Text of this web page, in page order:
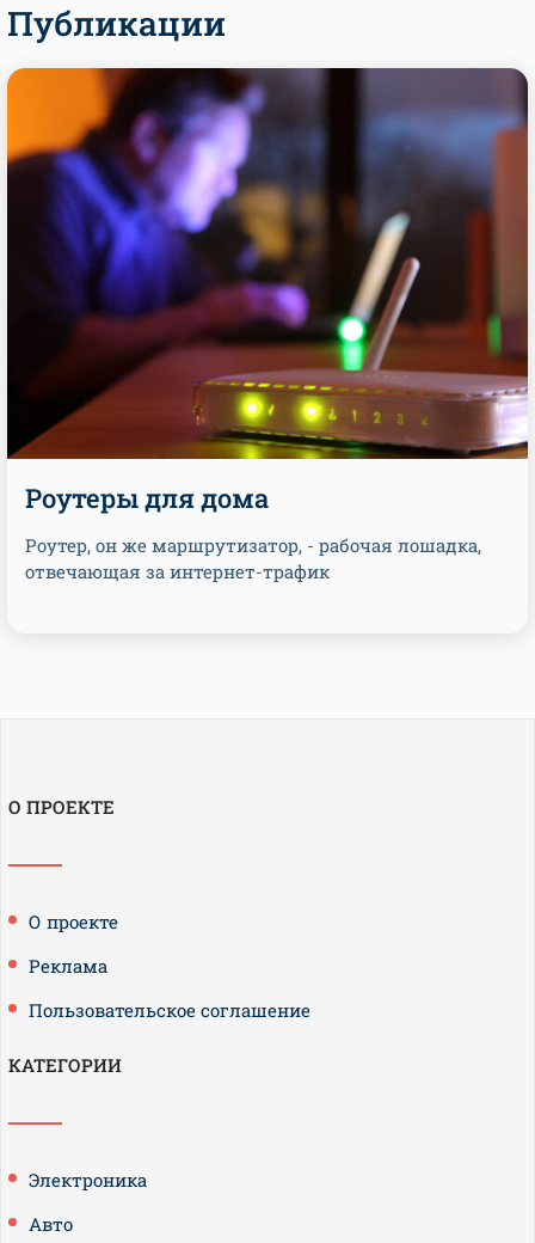
Публикации
Роутеры для дома
Роутер, он же маршрутизатор, - рабочая лошадка,
отвечающая за интернет-трафик
О ПРОЕКТЕ
О проекте
Реклама
Пользовательское соглашение
КАТЕГОРИИ
Электроника
Авто